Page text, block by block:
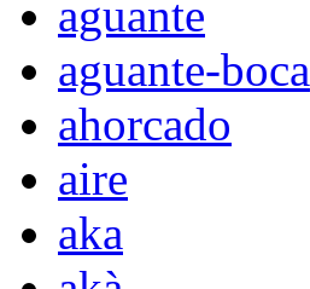
aguante
aguante-boca
ahorcado
aire
aka